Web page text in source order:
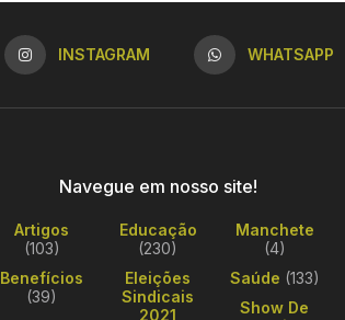
INSTAGRAM WHATSAPP
Navegue em nosso site!
Artigos
(103)
Benefícios
(39)
Educação
(230)
Eleições
Sindicais
2021
Manchete
(4)
Saúde (133)
Show De